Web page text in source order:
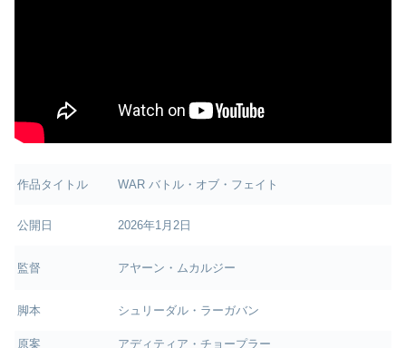
作品タイトル WAR バトル・オブ・フェイト
公開日 2026年1月2日
監督 アヤーン・ムカルジー
脚本 シュリーダル・ラーガバン
原案 アディティア・チョープラー